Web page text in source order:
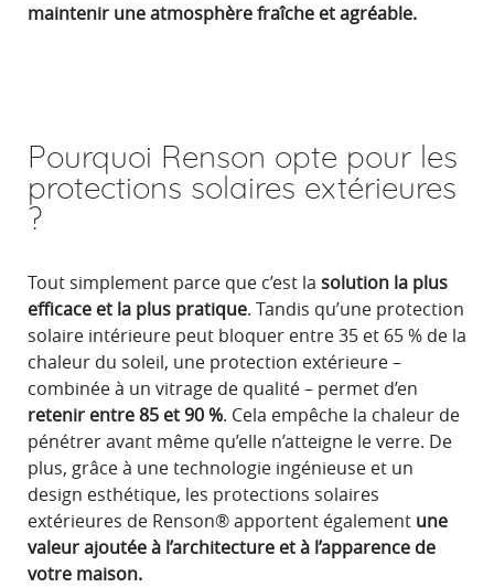
maintenir une atmosphère fraîche et agréable.
Pourquoi Renson opte pour les
protections solaires extérieures
?
Tout simplement parce que c’est la solution la plus
efficace et la plus pratique. Tandis qu’une protection
solaire intérieure peut bloquer entre 35 et 65 % de la
chaleur du soleil, une protection extérieure –
combinée à un vitrage de qualité – permet d’en
retenir entre 85 et 90 %. Cela empêche la chaleur de
pénétrer avant même qu’elle n’atteigne le verre. De
plus, grâce à une technologie ingénieuse et un
design esthétique, les protections solaires
extérieures de Renson® apportent également une
valeur ajoutée à l’architecture et à l’apparence de
votre maison.